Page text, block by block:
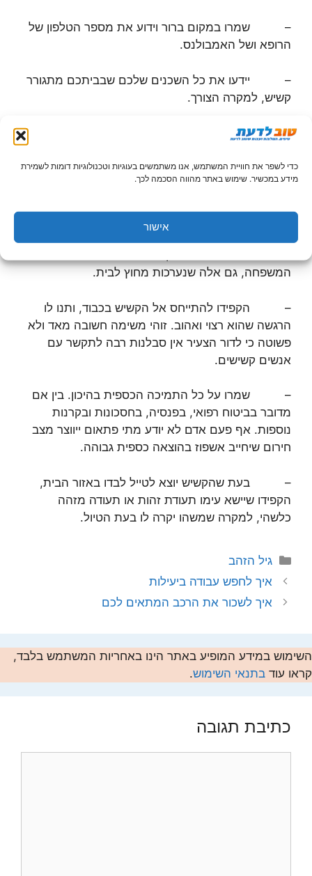
כדי לשפר את חוויית המשתמש, אנו משתמשים בעוגיות וטכנולוגיות דומות לשמירת
מידע במכשיר. שימוש באתר מהווה הסכמה לכך.
אישור
– שמרו במקום ברור וידוע את מספר הטלפון של
הרופא ושל האמבולנס.
– יידעו את כל השכנים שלכם שבביתכם מתגורר
קשיש, למקרה הצורך.
– שמרו את כל התרופות מחוץ להישג ידו של
הקשיש, והקפידו שיקבל את התרופות להם הוא נזקק רק
בנוכחותכם.
המשפחה, גם אלה שנערכות מחוץ לבית.
– הקפידו להתייחס אל הקשיש בכבוד, ותנו לו
הרגשה שהוא רצוי ואהוב. זוהי משימה חשובה מאד ולא
פשוטה כי לדור הצעיר אין סבלנות רבה לתקשר עם
אנשים קשישים.
– שמרו על כל התמיכה הכספית בהיכון. בין אם
מדובר בביטוח רפואי, בפנסיה, בחסכונות ובקרנות
נוספות. אף פעם אדם לא יודע מתי פתאום ייווצר מצב
חירום שיחייב אשפוז בהוצאה כספית גבוהה.
– בעת שהקשיש יוצא לטייל לבדו באזור הבית,
הקפידו שיישא עימו תעודת זהות או תעודה מזהה
כלשהי, למקרה שמשהו יקרה לו בעת הטיול.
קטגוריות
גיל הזהב
איך לחפש עבודה ביעילות
איך לשכור את הרכב המתאים לכם
השימוש במידע המופיע באתר הינו באחריות המשתמש בלבד,
קראו עוד בתנאי השימוש.
כתיבת תגובה